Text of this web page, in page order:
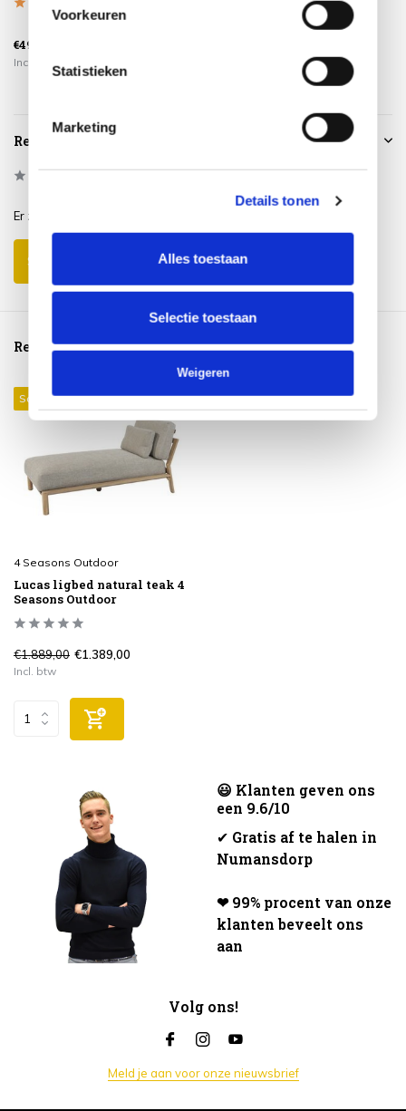
Voorkeuren
Statistieken
Marketing
Details tonen
Alles toestaan
Selectie toestaan
Weigeren
€49,95
Incl. btw
€2.849,00
Incl. btw
Reviews
Er zijn nog geen reviews geschreven over dit product..
Schrijf je eigen review
Reeds bekeken
Sale 26%
4 Seasons Outdoor
Lucas ligbed natural teak 4
Seasons Outdoor
€1.889,00 €1.389,00
Incl. btw
😃 Klanten geven ons
een 9.6/10
✔ Gratis af te halen in
Numansdorp
❤ 99% procent van onze
klanten beveelt ons
aan
Volg ons!
Meld je aan voor onze nieuwsbrief